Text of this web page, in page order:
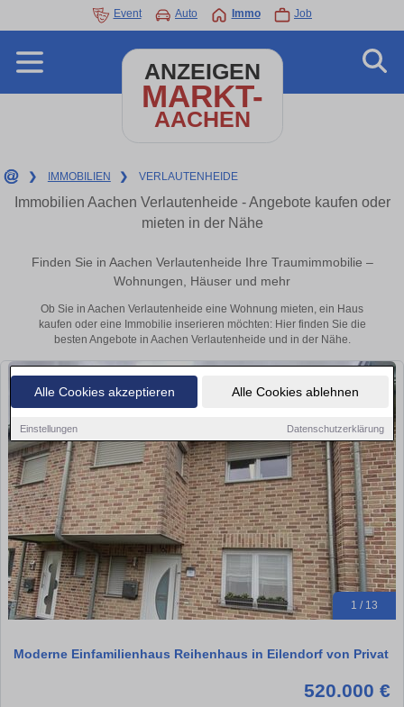
Alle Cookies akzeptieren Alle Cookies ablehnen
Einstellungen Datenschutzerklärung
Event Auto Immo Job
ANZEIGEN
MARKT-
AACHEN
❯ IMMOBILIEN ❯ VERLAUTENHEIDE
Immobilien Aachen Verlautenheide - Angebote kaufen oder
mieten in der Nähe
Finden Sie in Aachen Verlautenheide Ihre Traumimmobilie –
Wohnungen, Häuser und mehr
Ob Sie in Aachen Verlautenheide eine Wohnung mieten, ein Haus
kaufen oder eine Immobilie inserieren möchten: Hier finden Sie die
besten Angebote in Aachen Verlautenheide und in der Nähe.
1 / 13
Moderne Einfamilienhaus Reihenhaus in Eilendorf von Privat
520.000 €